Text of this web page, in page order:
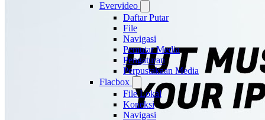
Evervideo
Daftar Putar
File
Navigasi
Pemutar Media
Pengaturan
Perpustakaan Media
Flacbox
File Lokal
Koneksi
Navigasi